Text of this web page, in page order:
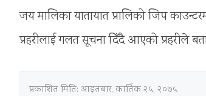
जय मालिका यातायात प्रालिको जिप
प्रहरीलाई गलत सूचना दिँदै आएको प्रहरीले
प्रकाशित मिति: आइतबार, कार्तिक २५, २०७५